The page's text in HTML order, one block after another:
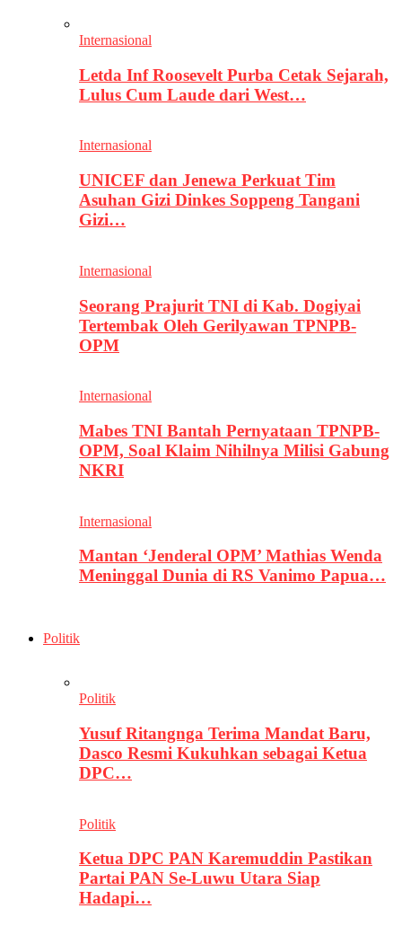
Internasional
Letda Inf Roosevelt Purba Cetak Sejarah,
Lulus Cum Laude dari West…
Internasional
UNICEF dan Jenewa Perkuat Tim
Asuhan Gizi Dinkes Soppeng Tangani
Gizi…
Internasional
Seorang Prajurit TNI di Kab. Dogiyai
Tertembak Oleh Gerilyawan TPNPB-
OPM
Internasional
Mabes TNI Bantah Pernyataan TPNPB-
OPM, Soal Klaim Nihilnya Milisi Gabung
NKRI
Internasional
Mantan ‘Jenderal OPM’ Mathias Wenda
Meninggal Dunia di RS Vanimo Papua…
Politik
Politik
Yusuf Ritangnga Terima Mandat Baru,
Dasco Resmi Kukuhkan sebagai Ketua
DPC…
Politik
Ketua DPC PAN Karemuddin Pastikan
Partai PAN Se-Luwu Utara Siap
Hadapi…